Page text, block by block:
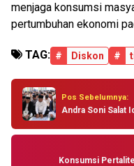
menjaga konsumsi
pertumbuhan ekonomi
TAG: # Diskon #
Pos Sebelumnya:
Andra Soni Salat
Konsumsi